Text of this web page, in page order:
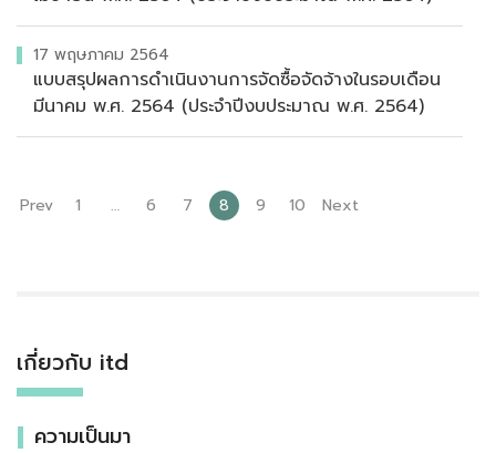
17 พฤษภาคม 2564
แบบสรุปผลการดำเนินงานการจัดซื้อจัดจ้างในรอบเดือน
มีนาคม พ.ศ. 2564 (ประจำปีงบประมาณ พ.ศ. 2564)
Prev 1 … 6 7 8 9 10 Next
เกี่ยวกับ itd
ความเป็นมา